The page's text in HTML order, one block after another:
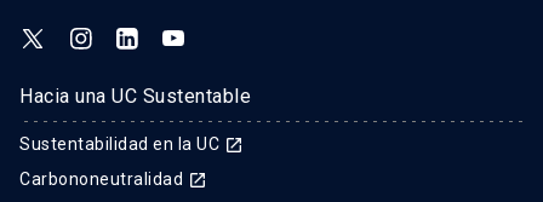
Hacia una UC Sustentable
Sustentabilidad en la UC launch
Carbononeutralidad launch